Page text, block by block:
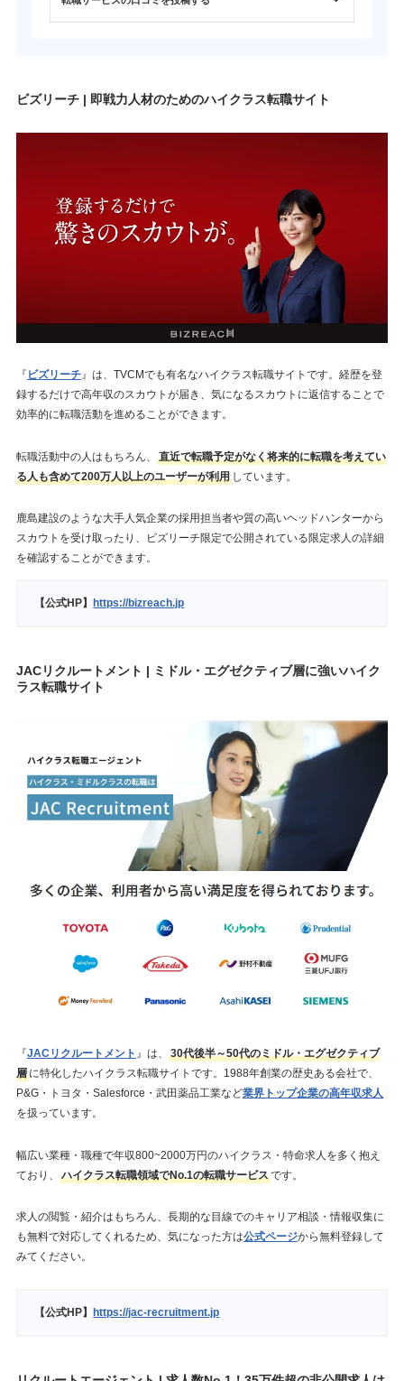
ビズリーチ | 即戦力人材のためのハイクラス転職サイト
『 ビズリーチ』は、TVCMでも有名なハイクラス転職サイトです。経歴を登
録するだけで高年収のスカウトが届き、気になるスカウトに返信することで
効率的に転職活動を進めることができます。
転職活動中の人はもちろん、
直近で転職予定がなく将来的に転職を考えてい
る人も含めて200万人以上のユーザーが利用 しています。
鹿島建設のような大手人気企業の採用担当者や質の高いヘッドハンターから
スカウトを受け取ったり、ビズリーチ限定で公開されている限定求人の詳細
を確認することができます。
【公式HP】 https://bizreach.jp
JACリクルートメント | ミドル・エグゼクティブ層に強いハイク
ラス転職サイト
『JACリクルートメント 』は、
30代後半～50代のミドル・エグゼクティブ
層に特化したハイクラス転職サイトです。1988年創業の歴史ある会社で、
P&G・トヨタ・Salesforce・武田薬品工業など業界トップ企業の高年収求人
を扱っています。
幅広い業種・職種で年収800~2000万円のハイクラス・特命求人を多く抱え
ており、
ハイクラス転職領域でNo.1の転職サービスです。
求人の閲覧・紹介はもちろん、長期的な目線でのキャリア相談・情報収集に
も無料で対応してくれるため、気になった方は公式ページから無料登録して
みてください。
【公式HP】 https://jac-recruitment.jp